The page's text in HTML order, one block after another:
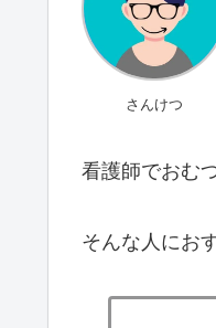
さんけつ
看護師でおむ
そんな人にお